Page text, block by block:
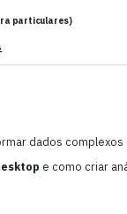
dados
e como criar
particulares)